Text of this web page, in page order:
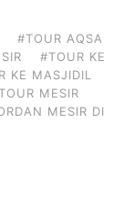
#TOUR AQSA
#TOUR KE
KE MASJIDIL
MESIR
MESIR DI